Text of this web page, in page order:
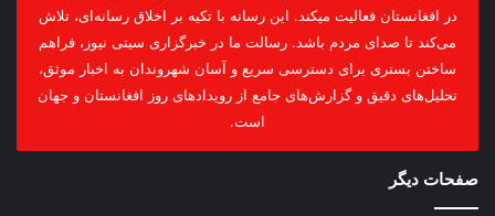
در افغانستان فعالیت میکند. این رسانه با تکیه بر اخلاق رسانه‌ای، تلاش
می‌کند تا صدای مردم باشد. رسالت ما در خبرگزاری سیتی نیوز، فراهم
ساختن بستری برای دسترسی سریع و آسان شهروندان به اخبار موثق،
تحلیل‌های دقیق و گزارش‌های جامع از رویدادهای روز افغانستان و جهان
است.
صفحات دیگر